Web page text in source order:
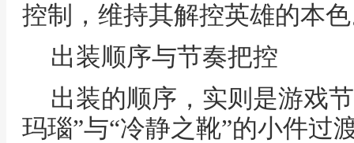
控制，维持其解控英雄的本
出装顺序与节奏把控
出装的顺序，实则是游戏
玛瑙”与“冷静之靴”的小件过